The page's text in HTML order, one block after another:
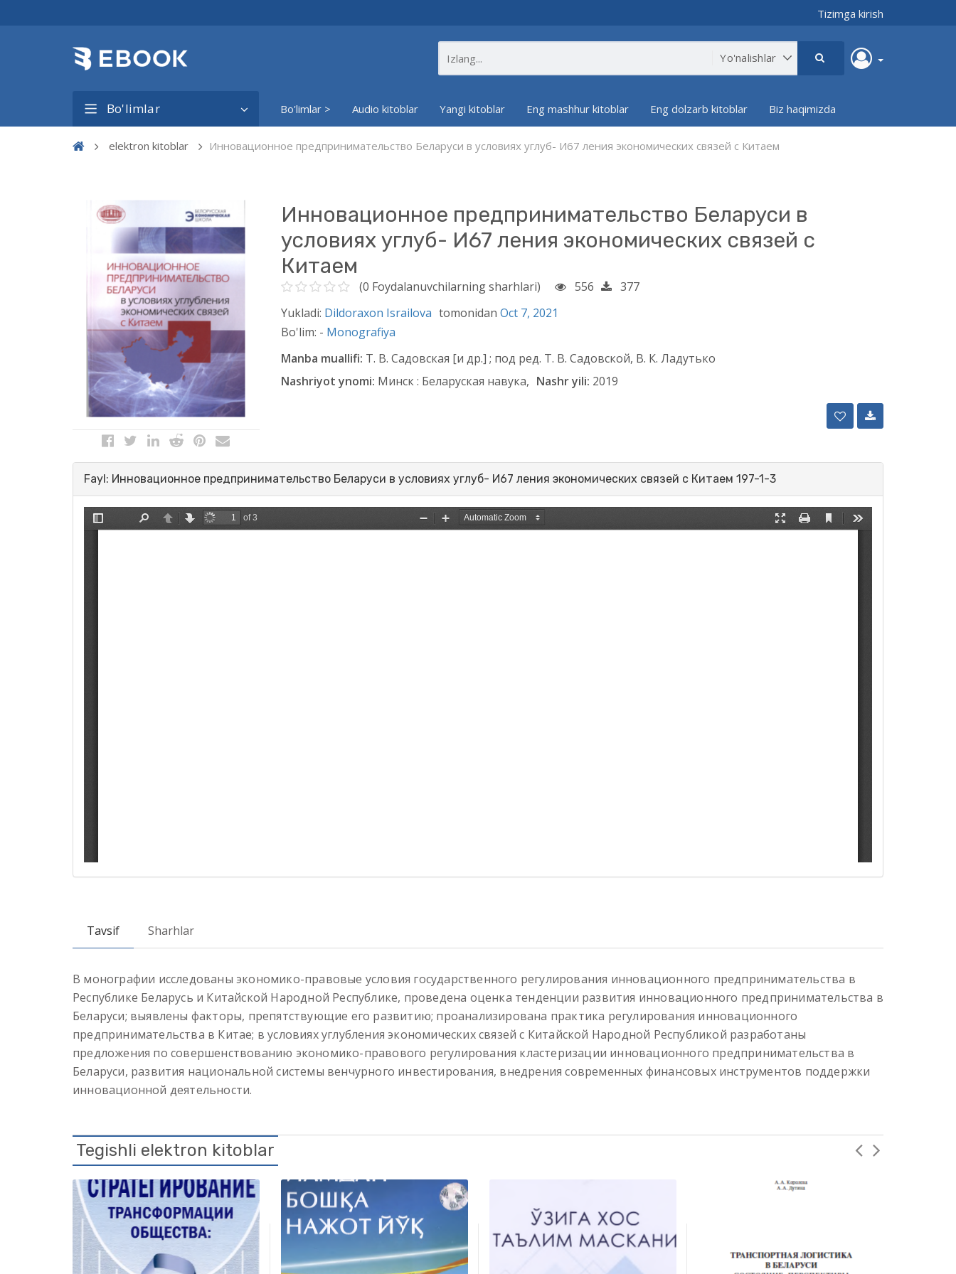
Tizimga kirish
Bo'limlar Bo'limlar > Audio kitoblar Yangi kitoblar Eng mashhur kitoblar Eng dolzarb kitoblar Biz haqimizda
elektron kitoblar Инновационное предпринимательство Беларуси в условиях углуб- И67 ления экономических связей с Китаем
Инновационное предпринимательство Беларуси в
условиях углуб- И67 ления экономических связей с
Китаем
(0 Foydalanuvchilarning sharhlari) 556
377
Yukladi: Dildoraxon Israilova tomonidan Oct 7, 2021
Bo'lim: - Monografiya
Manba muallifi: Т. В. Садовская [и др.] ; под ред. Т. В. Садовской, В. К. Ладутько
Nashriyot ynomi: Минск : Беларуская навука, Nashr yili: 2019
Fayl: Инновационное предпринимательство Беларуси в условиях углуб- И67 ления экономических связей с Китаем 197-1-3
Tavsif Sharhlar
В монографии исследованы экономико-правовые условия государственного регулирования инновационного предпринимательства в
Республике Беларусь и Китайской Народной Республике, проведена оценка тенденции развития инновационного предпринимательства в
Беларуси; выявлены факторы, препятствующие его развитию; проанализирована практика регулирования инновационного
предпринимательства в Китае; в условиях углубления экономических связей с Китайской Народной Республикой разработаны
предложения по совершенствованию экономико-правового регулирования кластеризации инновационного предпринимательства в
Беларуси, развития национальной системы венчурного инвестирования, внедрения современных финансовых инструментов поддержки
инновационной деятельности.
Tegishli elektron kitoblar